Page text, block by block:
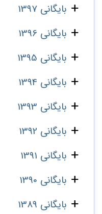
بایگانی 1397
بایگانی 1396
بایگانی 1395
بایگانی 1394
بایگانی 1393
بایگانی 1392
بایگانی 1391
بایگانی 1390
بایگانی 1389